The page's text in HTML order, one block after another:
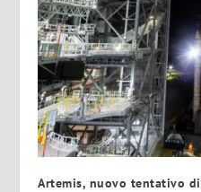
Artemis, nuovo tentativo